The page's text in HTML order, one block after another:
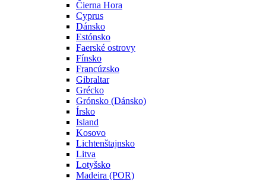
Čierna Hora
Cyprus
Dánsko
Estónsko
Faerské ostrovy
Fínsko
Francúzsko
Gibraltar
Grécko
Grónsko (Dánsko)
Írsko
Island
Kosovo
Lichtenštajnsko
Litva
Lotyšsko
Madeira (POR)